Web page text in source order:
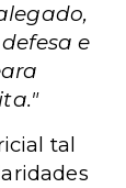
e
tal